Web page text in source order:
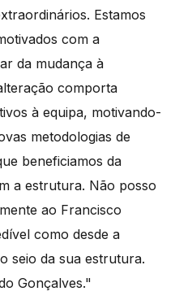
Estamos
com a
da mudança à
comporta
à equipa, motivando-
metodologias de
beneficiamos da
a estrutura. Não posso
ao Francisco
como desde a
seio da sua estrutura.
Gonçalves."